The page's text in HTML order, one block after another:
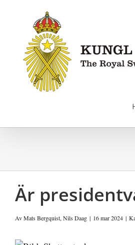
innehållet
Är
AvMats Bergquist, Nils Daag | 16 mar 2024 |